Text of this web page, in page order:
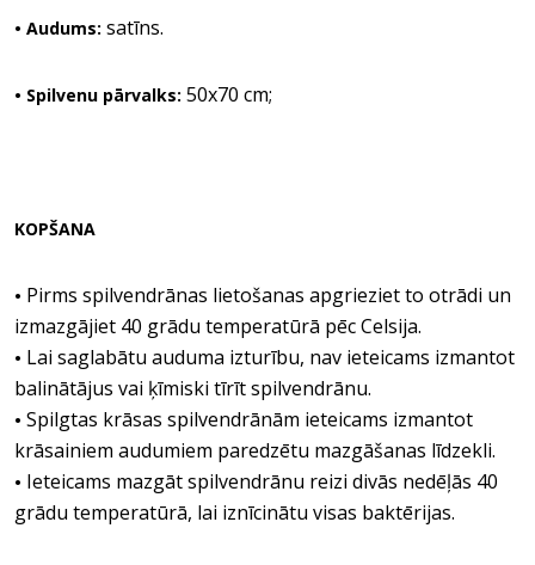
• Audums: satīns.
• Spilvenu pārvalks: 50x70 cm;
KOPŠANA
• Pirms spilvendrānas lietošanas apgrieziet to otrādi un
izmazgājiet 40 grādu temperatūrā pēc Celsija.
• Lai saglabātu auduma izturību, nav ieteicams izmantot
balinātājus vai ķīmiski tīrīt spilvendrānu.
• Spilgtas krāsas spilvendrānām ieteicams izmantot
krāsainiem audumiem paredzētu mazgāšanas līdzekli.
• Ieteicams mazgāt spilvendrānu reizi divās nedēļās 40
grādu temperatūrā, lai iznīcinātu visas baktērijas.